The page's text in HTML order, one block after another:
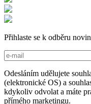
Přihlaste se k odběru
Odesláním udělujete
(elektronické OS) a
kdykoliv odvolat a máte
přímého marketingu.